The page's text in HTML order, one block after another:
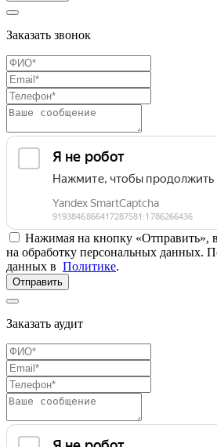
Заказать звонок
Нажимая на кнопку «Отправить»,
на обработку персональных данных.
данных в Политике.
Отправить
Заказать аудит